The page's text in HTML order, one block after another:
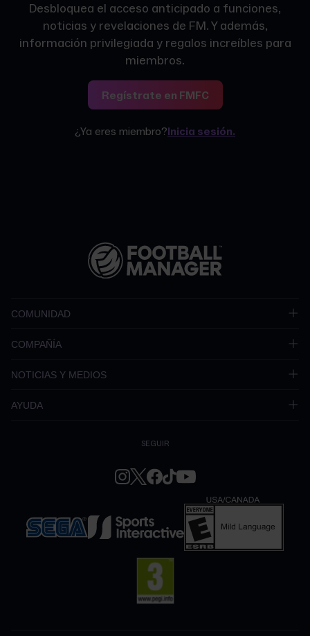
Desbloquea el acceso anticipado a funciones,
noticias y revelaciones de FM. Y además,
información privilegiada y regalos increíbles para
miembros.
Regístrate en FMFC
¿Ya eres miembro?Inicia sesión.
COMUNIDAD
COMPAÑÍA
NOTICIAS Y MEDIOS
AYUDA
SEGUIR